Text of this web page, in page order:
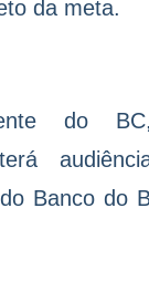
da meta.
do
Banco do